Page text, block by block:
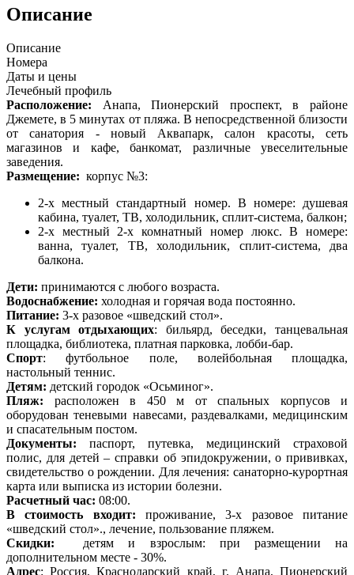
Описание
Описание
Номера
Даты и цены
Лечебный профиль
Расположение: Анапа, Пионерский проспект, в районе
Джемете, в 5 минутах от пляжа. В непосредственной близости
от санатория - новый Аквапарк, салон красоты, сеть
магазинов и кафе, банкомат, различные увеселительные
заведения.
Размещение: корпус №3:
2-х местный стандартный номер. В номере: душевая
кабина, туалет, ТВ, холодильник, сплит-система, балкон;
2-х местный 2-х комнатный номер люкс. В номере:
ванна, туалет, ТВ, холодильник, сплит-система, два
балкона.
Дети: принимаются с любого возраста.
Водоснабжение: холодная и горячая вода постоянно.
Питание: 3-х разовое «шведский стол».
К услугам отдыхающих: бильярд, беседки, танцевальная
площадка, библиотека, платная парковка, лобби-бар.
Спорт: футбольное поле, волейбольная площадка,
настольный теннис.
Детям: детский городок «Осьминог».
Пляж: расположен в 450 м от спальных корпусов и
оборудован теневыми навесами, раздевалками, медицинским
и спасательным постом.
Документы: паспорт, путевка, медицинский страховой
полис, для детей – справки об эпидокружении, о прививках,
свидетельство о рождении. Для лечения: санаторно-курортная
карта или выписка из истории болезни.
Расчетный час: 08:00.
В стоимость входит: проживание, 3-х разовое питание
«шведский стол»., лечение, пользование пляжем.
Скидки:
детям и взрослым: при размещении на
дополнительном месте - 30%.
Адрес: Россия, Краснодарский край, г. Анапа, Пионерский